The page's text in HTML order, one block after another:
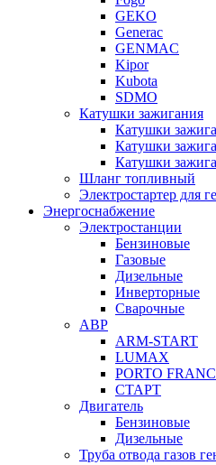
GEKO
Generac
GENMAC
Kipor
Kubota
SDMO
Катушки зажигания
Катушки
Катушки
Катушки
Шланг топливный
Электростартер для
Энергоснабжение
Электростанции
Бензиновые
Газовые
Дизельные
Инверторные
Сварочные
АВР
ARM-START
LUMAX
PORTO
СТАРТ
Двигатель
Бензиновые
Дизельные
Труба отвода газов